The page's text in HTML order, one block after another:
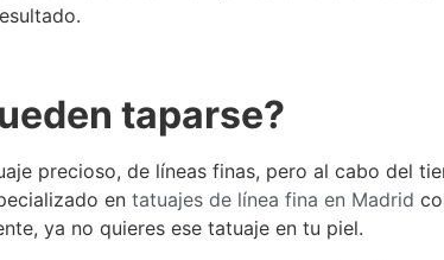
taparse?
precioso, de líneas finas, pero al cabo del
en tatuajes de línea fina en Madrid
ya no quieres ese tatuaje en tu piel.